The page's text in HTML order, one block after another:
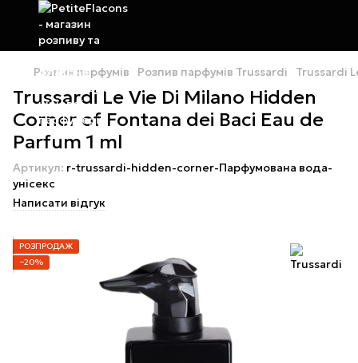
Розпив парфумів Розпив парфумів Trussardi Trussardi
Trussardi Le Vie Di Milano Hidden
Corner of Fontana dei Baci Eau de
Parfum 1 ml
Артикул: r-trussardi-hidden-corner-Парфумована вода-
унісекс
Написати відгук
РОЗПРОДАЖ
−20%